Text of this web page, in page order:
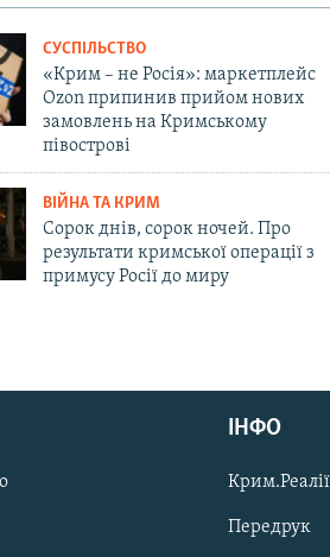
СУСПІЛЬСТВО
«Крим – не Росія»: маркетплейс
Ozon припинив прийом нових
замовлень на Кримському
півострові
ВІЙНА ТА КРИМ
Сорок днів, сорок ночей. Про
результати кримської операції з
примусу Росії до миру
ІНФО
Передрук